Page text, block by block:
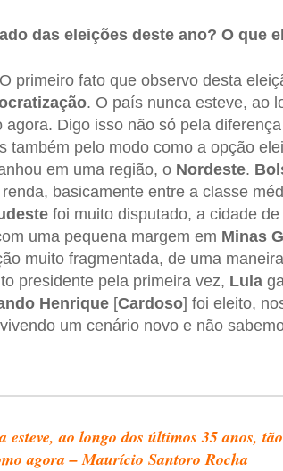
das eleições deste ano? O que
primeiro fato que observo desta
. O país nunca esteve, ao
Digo isso não só pela
também pelo modo como a opção
em uma região, o Nordeste.
basicamente entre a classe
foi muito disputado, a cidade de
uma pequena margem em Minas
muito fragmentada, de uma
presidente pela primeira vez, Lula
Henrique[Cardoso] foi eleito,
um cenário novo e não
esteve, ao longo dos últimos 35 anos,
agora – Maurício Santoro Rocha